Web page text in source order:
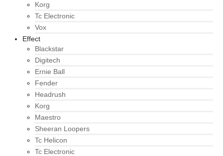
Korg
Tc Electronic
Vox
Effect
Blackstar
Digitech
Ernie Ball
Fender
Headrush
Korg
Maestro
Sheeran Loopers
Tc Helicon
Tc Electronic